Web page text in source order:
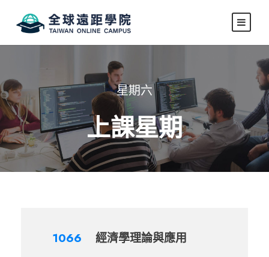
星期六
上課星期
1066 經濟學理論與應用